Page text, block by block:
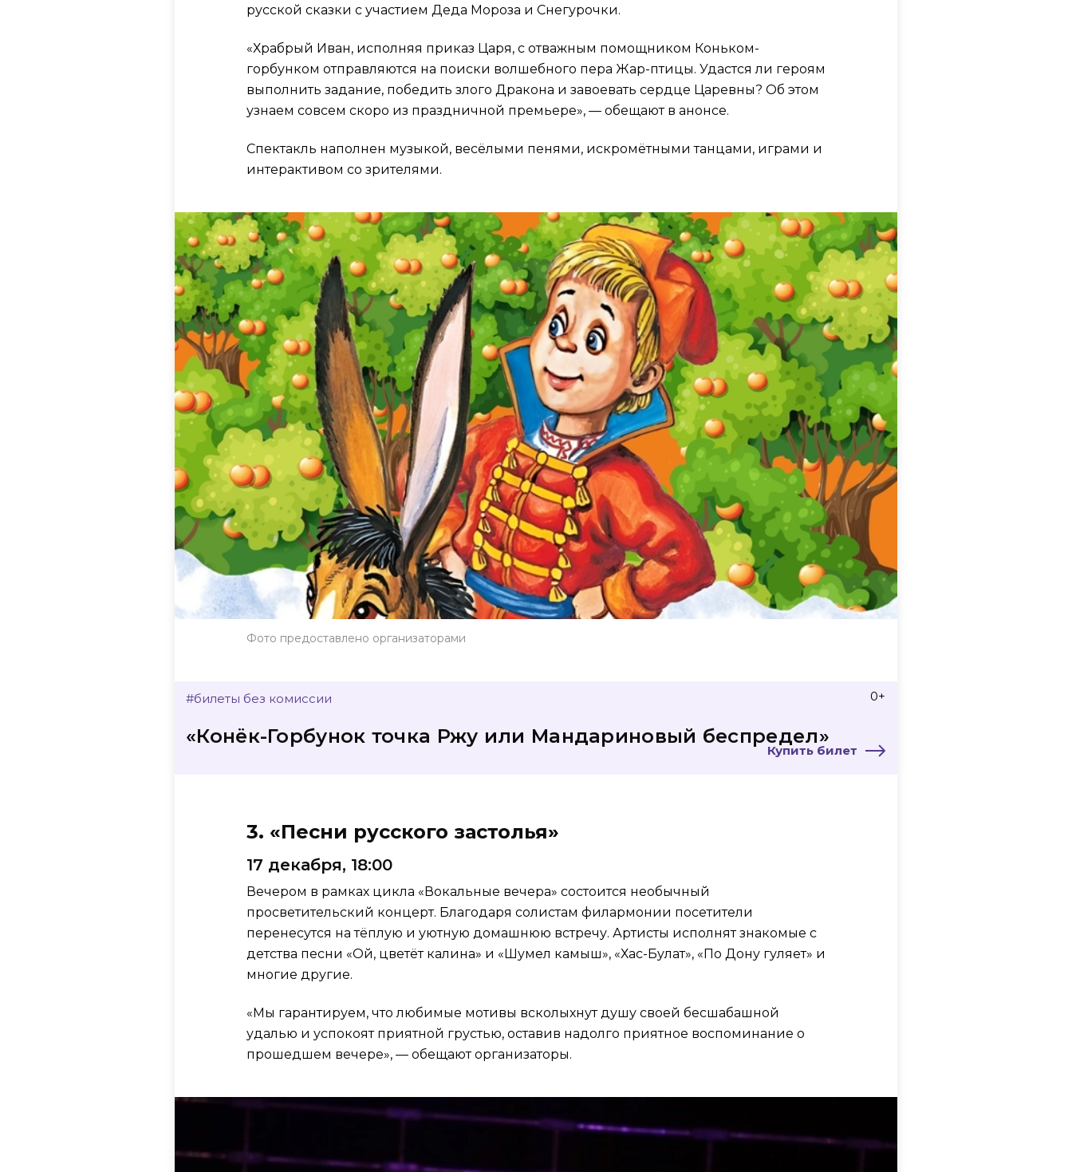
русской сказки с участием Деда Мороза и Снегурочки.
«Храбрый Иван, исполняя приказ Царя, с отважным помощником Коньком-
горбунком отправляются на поиски волшебного пера Жар-птицы. Удастся ли героям
выполнить задание, победить злого Дракона и завоевать сердце Царевны? Об этом
узнаем совсем скоро из праздничной премьере», — обещают в анонсе.
Спектакль наполнен музыкой, весёлыми пенями, искромётными танцами, играми и
интерактивом со зрителями.
Фото предоставлено организаторами
0+
#билеты без комиссии
Купить билет
«Конёк-Горбунок точка Ржу или Мандариновый беспредел»
3. «Песни русского застолья»
17 декабря, 18:00
Вечером в рамках цикла «Вокальные вечера» состоится необычный
просветительский концерт. Благодаря солистам филармонии посетители
перенесутся на тёплую и уютную домашнюю встречу. Артисты исполнят знакомые с
детства песни «Ой, цветёт калина» и «Шумел камыш», «Хас-Булат», «По Дону гуляет» и
многие другие.
«Мы гарантируем, что любимые мотивы всколыхнут душу своей бесшабашной
удалью и успокоят приятной грустью, оставив надолго приятное воспоминание о
прошедшем вечере», — обещают организаторы.